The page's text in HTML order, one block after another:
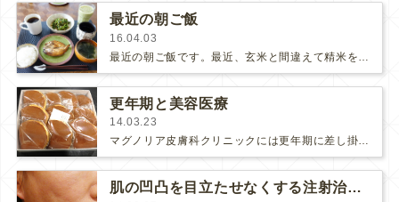
最近の朝ご飯
16.04.03
更年期と美容医療
14.03.23
マグノリア皮膚科クリニックには更年期に差し掛かった40代後半〜50代の患者様が沢山お見えになります。更年期に差し掛かるとホル…
肌の凹凸を目立たせなくする注射治療☆